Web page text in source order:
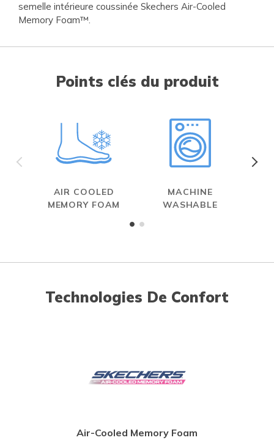
semelle intérieure coussinée Skechers Air-Cooled
Memory Foam™.
Points clés du produit
AIR COOLED
MEMORY FOAM
MACHINE
WASHABLE
Technologies De Confort
Air-Cooled Memory Foam